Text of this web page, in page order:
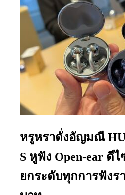
หรูหราดั่งอัญมณี
S หูฟัง Open-ear ดี
ยกระดับทุกการฟังร